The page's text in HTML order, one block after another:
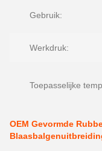
Gebruik:
Werkdruk:
Toepasselijke
OEM Gevormde